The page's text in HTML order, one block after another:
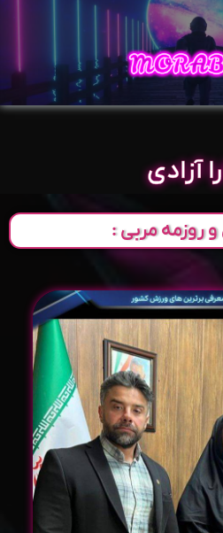
آزادی
و روزمه مربی :